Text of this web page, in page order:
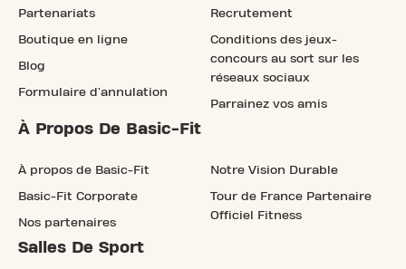
Partenariats
Boutique en ligne
Blog
Formulaire d'annulation
Recrutement
Conditions des jeux-
concours au sort sur les
réseaux sociaux
Parrainez vos amis
À Propos De Basic-Fit
À propos de Basic-Fit
Basic-Fit Corporate
Nos partenaires
Notre Vision Durable
Tour de France Partenaire
Officiel Fitness
Salles De Sport